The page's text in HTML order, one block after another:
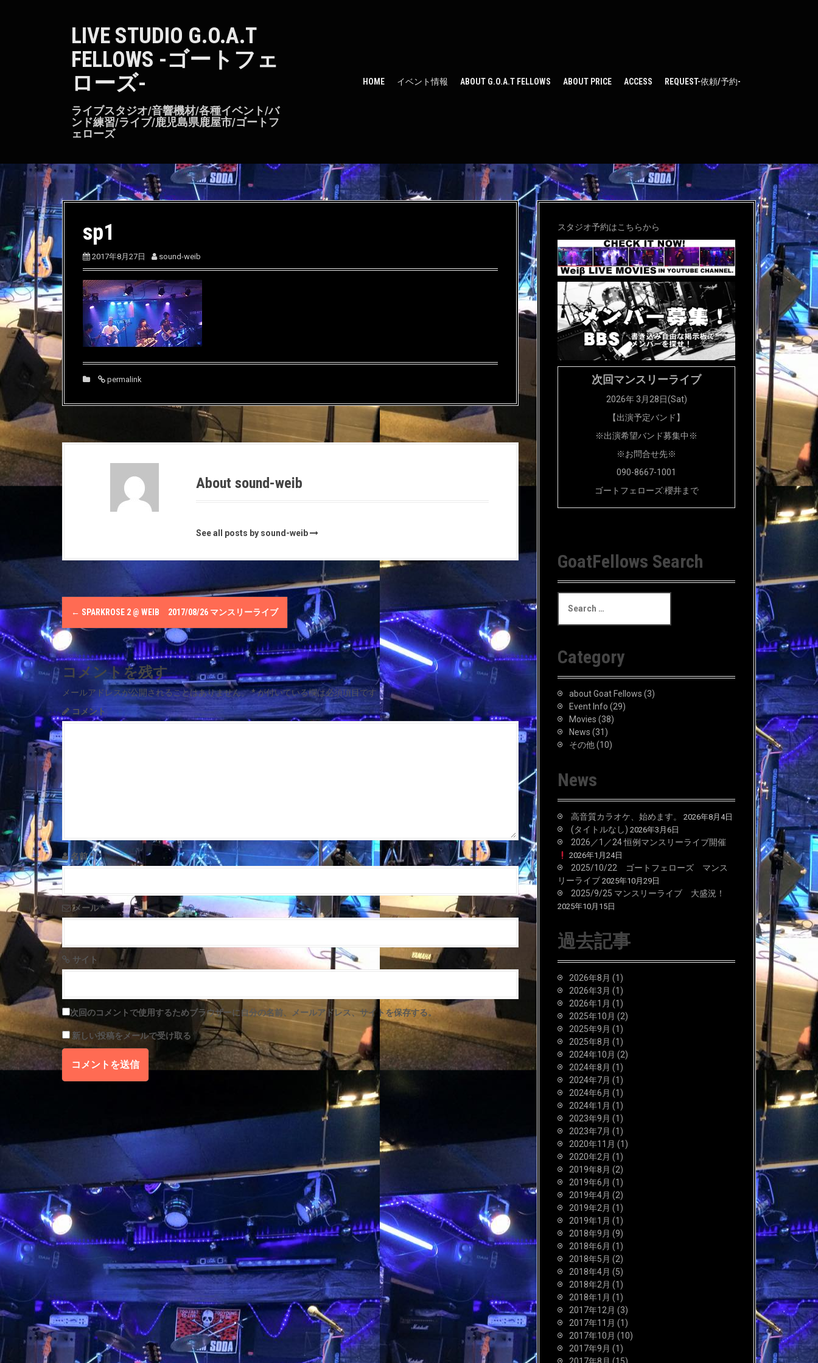
LIVE STUDIO G.O.A.T
FELLOWS -ゴートフェ
ローズ-
ライブスタジオ/音響機材/各種イベント/バ
ンド練習/ライブ/鹿児島県鹿屋市/ゴートフ
ェローズ
HOME イベント情報 ABOUT G.O.A.T FELLOWS ABOUT PRICE ACCESS REQUEST-依頼/予約-
sp1
2017年8月27日 sound-weib
permalink
About sound-weib
See all posts by sound-weib
P
o
s
t
n
a
v
i
g
t
i
o
n
← SPARKROSE 2 @ WEIΒ 2017/08/26 マンスリーライブ
コメントを残す
メールアドレスが公開されることはありません。*が付いている欄は必須項目です
コメント
名前*
メール*
サイト
次回のコメントで使用するためブラウザーに自分の名前、メールアドレス、サイトを保存する。
新しい投稿をメールで受け取る
スタジオ予約はこちらから
次回マンスリーライブ
2026年 3月28日(Sat)
【出演予定バンド】
※出演希望バンド募集中※
※お問合せ先※
090-8667-1001
ゴートフェローズ:櫻井まで
GoatFellows Search
a
c
h
f
Category
about Goat Fellows (3)
Event Info (29)
Movies (38)
News (31)
その他(10)
News
高音質カラオケ、始めます。 2026年8月4日
(タイトルなし) 2026年3月6日
2026／1／24 恒例マンスリーライブ開催
2026年1月24日
2025/10/22 ゴートフェローズ マンス
リーライブ 2025年10月29日
2025/9/25 マンスリーライブ 大盛況！
2025年10月15日
過去記事
2026年8月 (1)
2026年3月 (1)
2026年1月 (1)
2025年10月 (2)
2025年9月 (1)
2025年8月 (1)
2024年10月 (2)
2024年8月 (1)
2024年7月 (1)
2024年6月 (1)
2024年1月 (1)
2023年9月 (1)
2023年7月 (1)
2020年11月 (1)
2020年2月 (1)
2019年8月 (2)
2019年6月 (1)
2019年4月 (2)
2019年2月 (1)
2019年1月 (1)
2018年9月 (9)
2018年6月 (1)
2018年5月 (2)
2018年4月 (5)
2018年2月 (1)
2018年1月 (1)
2017年12月 (3)
2017年11月 (1)
2017年10月 (10)
2017年9月 (1)